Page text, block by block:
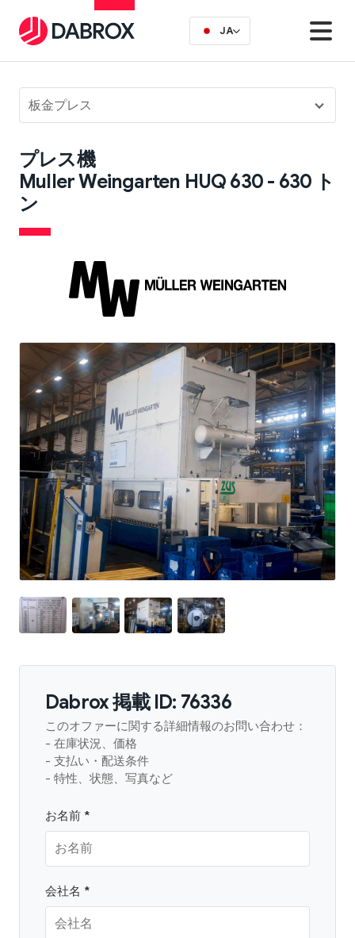
板金プレス
プレス機
Muller Weingarten HUQ 630 - 630 ト
ン
Dabrox 掲載 ID: 76336
このオファーに関する詳細情報のお問い合わせ：
- 在庫状況、価格
- 支払い・配送条件
- 特性、状態、写真など
お名前 *
会社名 *